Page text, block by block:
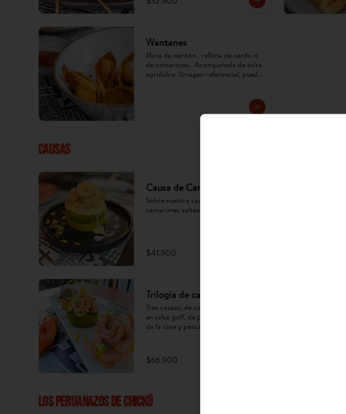
Wantanes
Masa de wantón , rellena de cerdo o
de camarones.  Acompañada de salsa
agridulce. (Imagen referencial, puede
CAUSAS
Causa de Camarones
Sobre nuestra causa; aguacate y
camarones salteados en salsa golf.
$41.900
Trilogia de causas
Tres causas; de camarones salteados
en salsa golf, de pollo en mayonesa
de la casa y pescado en oliva.
$66.900
LOS PERUANAZOS DE CHICKÚ